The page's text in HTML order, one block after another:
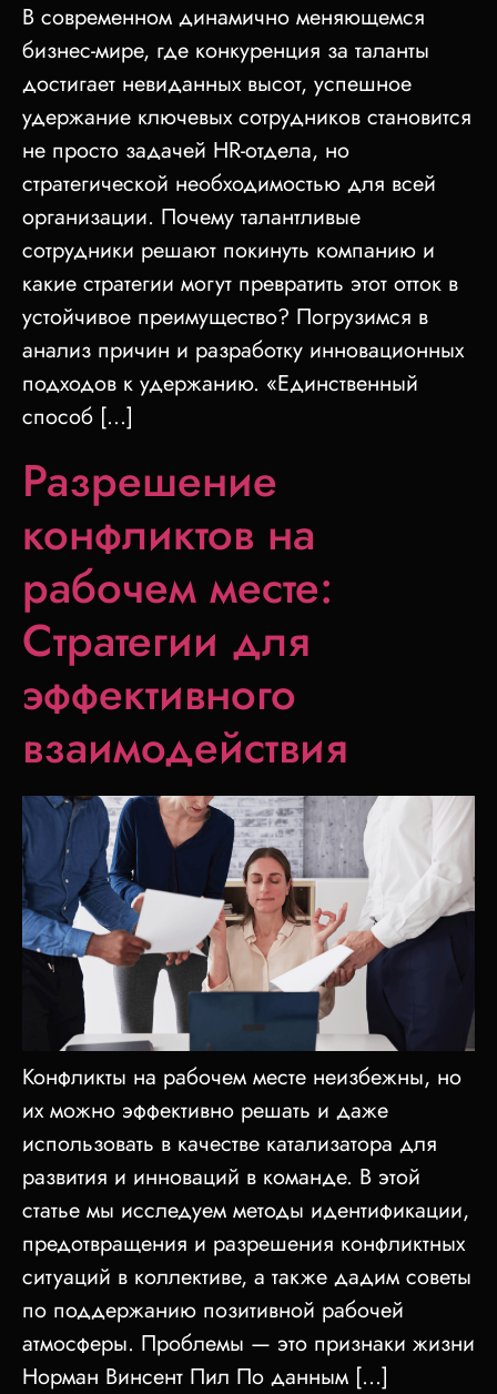
В современном динамично меняющемся
бизнес-мире, где конкуренция за таланты
достигает невиданных высот, успешное
удержание ключевых сотрудников становится
не просто задачей HR-отдела, но
стратегической необходимостью для всей
организации. Почему талантливые
сотрудники решают покинуть компанию и
какие стратегии могут превратить этот отток в
устойчивое преимущество? Погрузимся в
анализ причин и разработку инновационных
подходов к удержанию. «Единственный
способ […]
Разрешение
конфликтов на
рабочем месте:
Стратегии для
эффективного
взаимодействия
Конфликты на рабочем месте неизбежны, но
их можно эффективно решать и даже
использовать в качестве катализатора для
развития и инноваций в команде. В этой
статье мы исследуем методы идентификации,
предотвращения и разрешения конфликтных
ситуаций в коллективе, а также дадим советы
по поддержанию позитивной рабочей
атмосферы. Проблемы — это признаки жизни
Норман Винсент Пил По данным […]